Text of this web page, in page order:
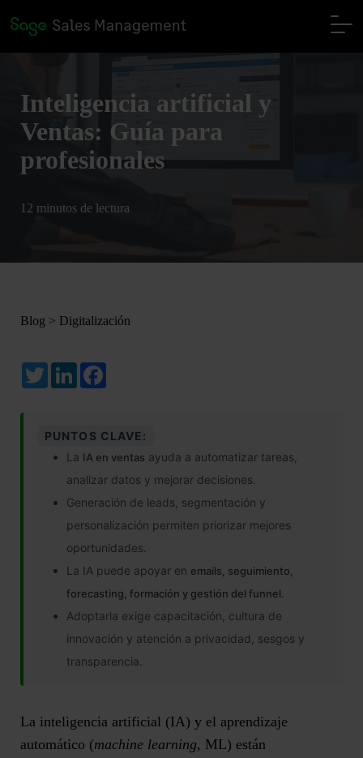
Inteligencia artificial y
Ventas: Guía para
profesionales
12 minutos de lectura
Blog > Digitalización
TwitterLinkedIn
PUNTOS CLAVE:
La IA en ventas ayuda a automatizar tareas,
analizar datos y mejorar decisiones.
Generación de leads, segmentación y
personalización permiten priorizar mejores
oportunidades.
La IA puede apoyar en emails, seguimiento,
forecasting, formación y gestión del funnel
Adoptarla exige capacitación, cultura de
innovación y atención a privacidad, sesgos y
transparencia.
La inteligencia artificial (IA) y el aprendizaje
automático (machine learning, ML) están